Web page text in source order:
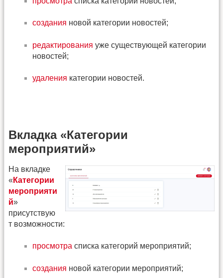
создания новой категории новостей;
редактирования уже существующей категории
новостей;
удаления категории новостей.
Вкладка «Категории
мероприятий»
На вкладке
« Категории
мероприяти
й»
присутствую
т возможности:
просмотра списка категорий мероприятий;
создания новой категории мероприятий;